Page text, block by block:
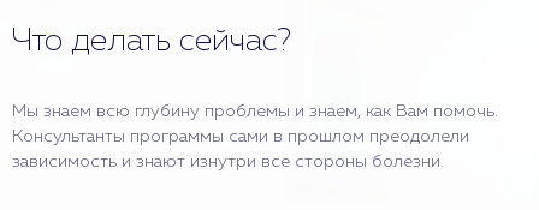
Что делать сейчас?
Мы знаем всю глубину проблемы и знаем, как Вам помочь.
Консультанты программы сами в прошлом преодолели
зависимость и знают изнутри все стороны болезни.